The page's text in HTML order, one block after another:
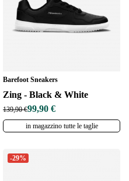
Barefoot Sneakers
Zing - Black & White
139,90 €99,90 €
in magazzino tutte le taglie
-29%